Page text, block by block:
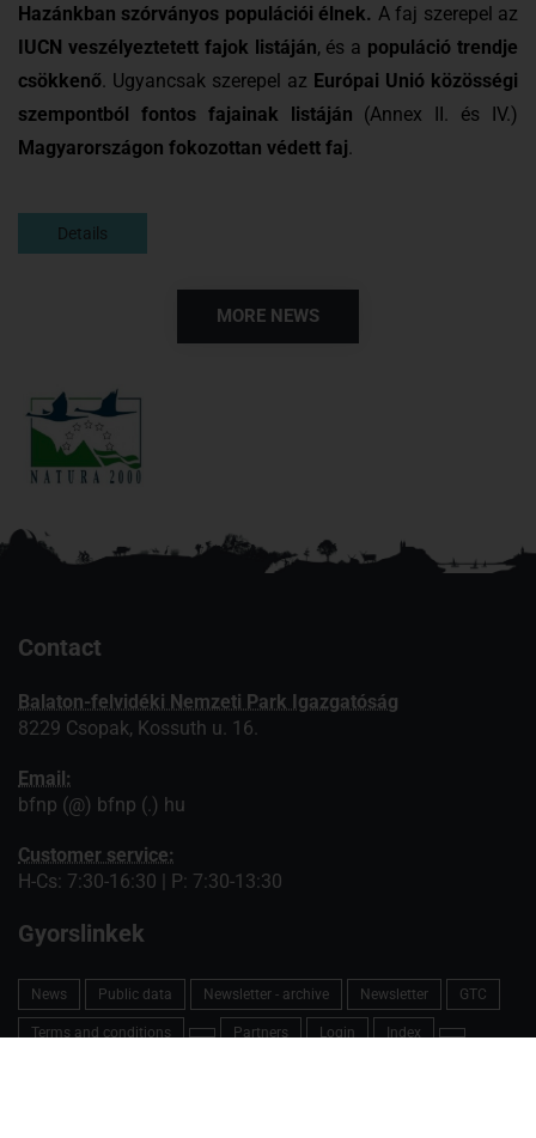
Hazánkban szórványos populációi élnek. A faj szerepel az
IUCN veszélyeztetett fajok listáján, és a populáció trendje
csökkenő. Ugyancsak szerepel az Európai Unió közösségi
szempontból fontos fajainak listáján (Annex II. és IV.)
Magyarországon fokozottan védett faj.
Details
MORE NEWS
Contact
Balaton-felvidéki Nemzeti Park Igazgatóság
8229 Csopak, Kossuth u. 16.
Email:
bfnp (@) bfnp (.) hu
Customer service:
H-Cs: 7:30-16:30 | P: 7:30-13:30
Gyorslinkek
News Public data Newsletter - archive Newsletter GTC
Terms and conditions Partners Login Index